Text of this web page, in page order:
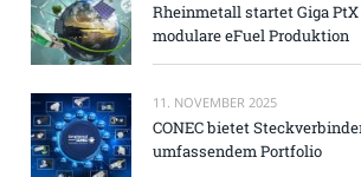
Rheinmetall startet Giga
modulare eFuel Produktion
11. NOVEMBER 2025
CONEC bietet
umfassendem Portfolio